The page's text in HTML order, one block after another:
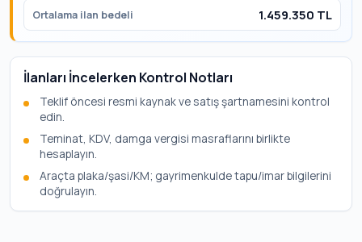
Ortalama ilan bedeli 1.459.350 TL
İlanları İncelerken Kontrol Notları
Teklif öncesi resmi kaynak ve satış şartnamesini kontrol
edin.
Teminat, KDV, damga vergisi masraflarını birlikte
hesaplayın.
Araçta plaka/şasi/KM; gayrimenkulde tapu/imar bilgilerini
doğrulayın.